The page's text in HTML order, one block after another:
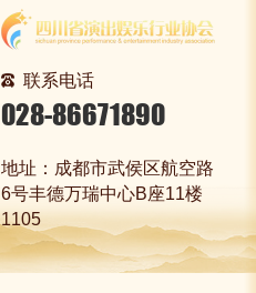
联系电话
028-86671890
地址：成都市武侯区航空路
6号丰德万瑞中心B座11楼
1105